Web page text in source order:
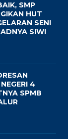
SMP
HUT
SENI
SIWI
4
SPMB